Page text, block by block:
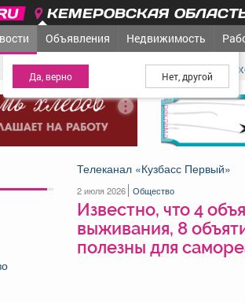
КЕМЕРОВСКАЯ
МЕЖДУРЕЧЕНСК - Ваш город?
Объявления Недвижимость
Известно, что 4 объятия - минимум,
реклама
Телеканал «Кузбасс Первый»
2 июля 2026 Общество
Известно, что 4
выживания, 8
полезны для